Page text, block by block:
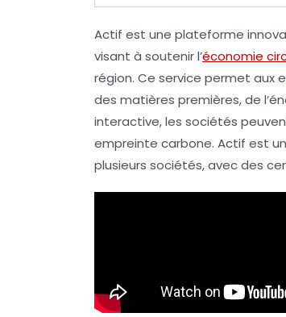
Actif est une plateforme
visant à soutenir l’économie
région. Ce service permet aux
des matières premières, de
interactive, les sociétés
empreinte carbone. Actif est
plusieurs sociétés, avec des